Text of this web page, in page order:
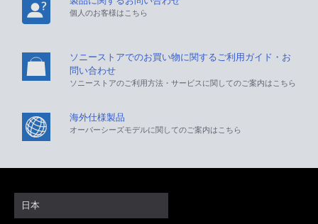
個人のお客様はこちら
ソニーストアでのお買い物に関するご利用ガイド・お
問い合わせ
ソニーストアのご利用方法・サービスに関してのご案内はこちら
海外仕様製品
オーバーシーズモデルに関してのご案内はこちら
日本